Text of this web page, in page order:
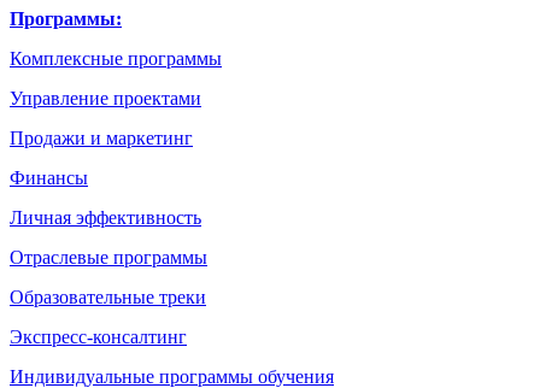
Программы:
Комплексные программы
Управление проектами
Продажи и маркетинг
Финансы
Личная эффективность
Отраслевые программы
Образовательные треки
Экспресс-консалтинг
Индивидуальные программы обучения